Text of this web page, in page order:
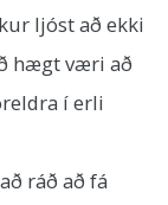
ljóst að ekki
hægt væri að
í erli
ráð að fá